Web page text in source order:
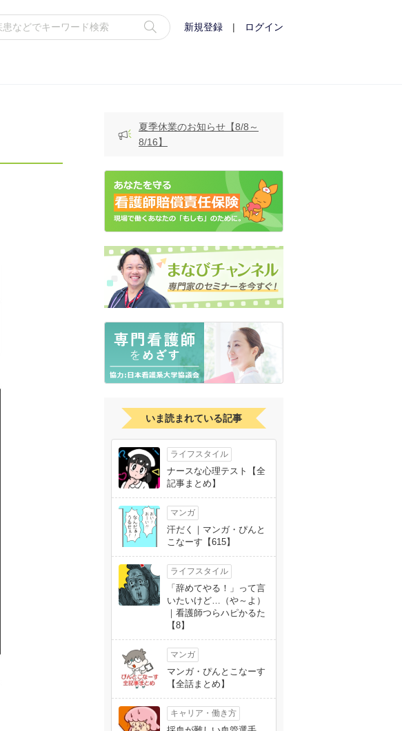
新規登録 | ログイン
夏季休業のお知らせ【8/8～
8/16】
いま読まれている記事
ライフスタイル
ナースな心理テスト【全
記事まとめ】
マンガ
汗だく｜マンガ・ぴんと
こなーす【615】
ライフスタイル
「辞めてやる！」って言
いたいけど…（や～よ）
｜看護師つらハピかるた
【8】
マンガ
マンガ・ぴんとこなーす
【全話まとめ】
キャリア・働き方